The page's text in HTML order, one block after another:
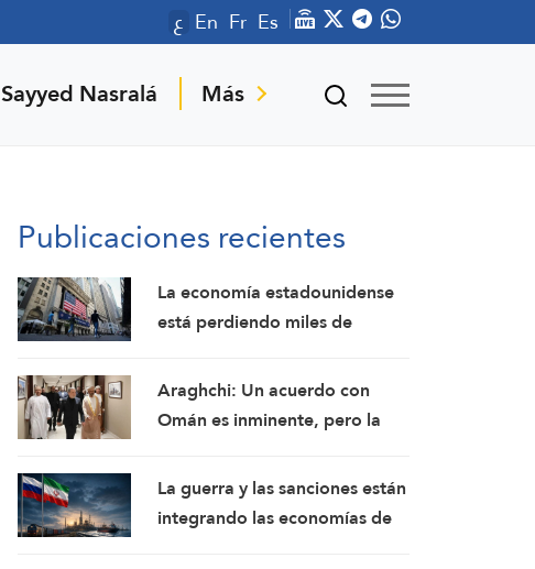
ع En Fr Es
Sayyed Nasralá Más
Publicaciones recientes
La economía estadounidense
está perdiendo miles de
con Irán
Araghchi: Un acuerdo con
Omán es inminente, pero la
Ormuz depende de ciertas
condiciones
La guerra y las sanciones están
integrando las economías de